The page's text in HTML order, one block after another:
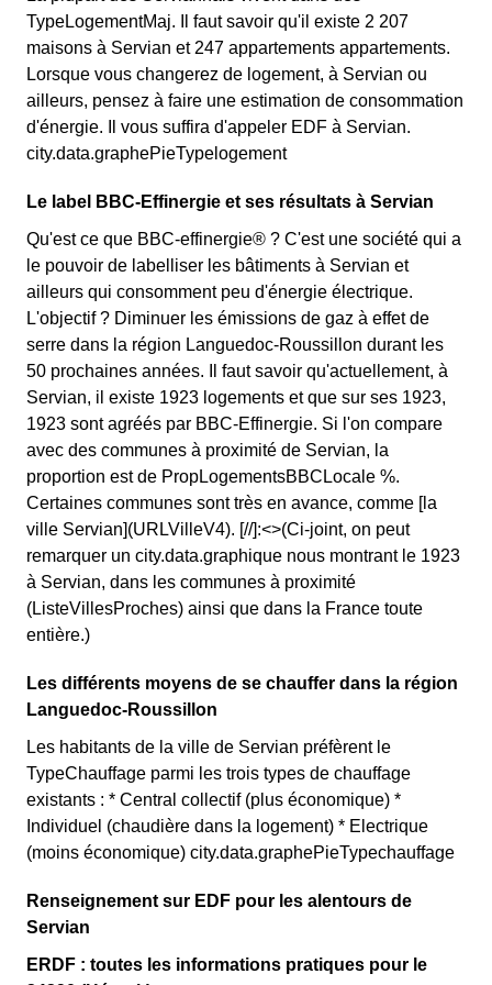
TypeLogementMaj. Il faut savoir qu'il existe 2 207
maisons à Servian et 247 appartements appartements.
Lorsque vous changerez de logement, à Servian ou
ailleurs, pensez à faire une estimation de consommation
d'énergie. Il vous suffira d'appeler EDF à Servian.
city.data.graphePieTypelogement
Le label BBC-Effinergie et ses résultats à Servian
Qu'est ce que BBC-effinergie® ? C'est une société qui a
le pouvoir de labelliser les bâtiments à Servian et
ailleurs qui consomment peu d'énergie électrique.
L'objectif ? Diminuer les émissions de gaz à effet de
serre dans la région Languedoc-Roussillon durant les
50 prochaines années. Il faut savoir qu'actuellement, à
Servian, il existe 1923 logements et que sur ses 1923,
1923 sont agréés par BBC-Effinergie. Si l'on compare
avec des communes à proximité de Servian, la
proportion est de PropLogementsBBCLocale %.
Certaines communes sont très en avance, comme [la
ville Servian](URLVilleV4). [//]:<>(Ci-joint, on peut
remarquer un city.data.graphique nous montrant le 1923
à Servian, dans les communes à proximité
(ListeVillesProches) ainsi que dans la France toute
entière.)
Les différents moyens de se chauffer dans la région
Languedoc-Roussillon
Les habitants de la ville de Servian préfèrent le
TypeChauffage parmi les trois types de chauffage
existants : * Central collectif (plus économique) *
Individuel (chaudière dans la logement) * Electrique
(moins économique) city.data.graphePieTypechauffage
Renseignement sur EDF pour les alentours de
Servian
ERDF : toutes les informations pratiques pour le